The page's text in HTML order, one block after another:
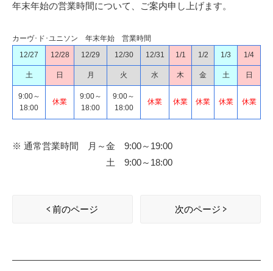
年末年始の営業時間について、ご案内申し上げます。
カーヴ･ド･ユニソン 年末年始 営業時間
12/27
12/28 12/29 12/30 12/31 1/1 1/2 1/3 1/4
土 日 月 火 水 木 金 土 日
9:00～
18:00
休業
9:00～
18:00
9:00～
18:00
休業 休業 休業 休業 休業
※ 通常営業時間 月～金 9:00～19:00
土 9:00～18:00
前のページ 次のページ